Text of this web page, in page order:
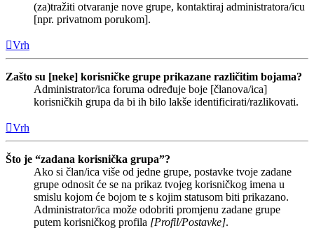
(za)tražiti otvaranje nove grupe, kontaktiraj administratora/icu
[npr. privatnom porukom].
Vrh
Zašto su [neke] korisničke grupe prikazane različitim bojama?
Administrator/ica foruma određuje boje [članova/ica]
korisničkih grupa da bi ih bilo lakše identificirati/razlikovati.
Vrh
Što je “zadana korisnička grupa”?
Ako si član/ica više od jedne grupe, postavke tvoje zadane
grupe odnosit će se na prikaz tvojeg korisničkog imena u
smislu kojom će bojom te s kojim statusom biti prikazano.
Administrator/ica može odobriti promjenu zadane grupe
putem korisničkog profila [Profil/Postavke].